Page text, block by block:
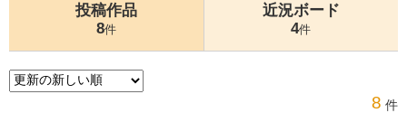
投稿作品
8件
近況ボード
4件
8 件